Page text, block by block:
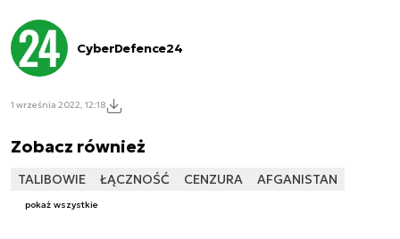
CyberDefence24
1 września 2022, 12:18
Zobacz również
TALIBOWIE ŁĄCZNOŚĆ CENZURA AFGANISTAN
pokaż wszystkie